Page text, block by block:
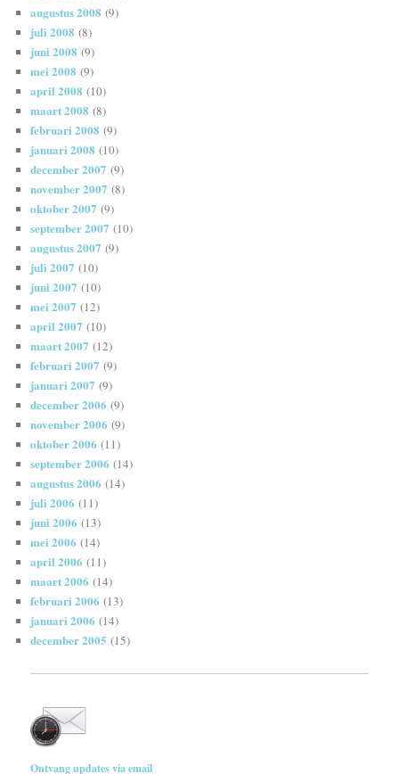
augustus 2008 (9)
juli 2008 (8)
juni 2008 (9)
mei 2008 (9)
april 2008 (10)
maart 2008 (8)
februari 2008 (9)
januari 2008 (10)
december 2007 (9)
november 2007 (8)
oktober 2007 (9)
september 2007 (10)
augustus 2007 (9)
juli 2007 (10)
juni 2007 (10)
mei 2007 (12)
april 2007 (10)
maart 2007 (12)
februari 2007 (9)
januari 2007 (9)
december 2006 (9)
november 2006 (9)
oktober 2006 (11)
september 2006 (14)
augustus 2006 (14)
juli 2006 (11)
juni 2006 (13)
mei 2006 (14)
april 2006 (11)
maart 2006 (14)
februari 2006 (13)
januari 2006 (14)
december 2005 (15)
Ontvang updates via email